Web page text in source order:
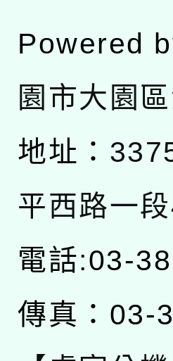
Powered
園市大園
地址：
平西路一
電話:03-
傳真：03-